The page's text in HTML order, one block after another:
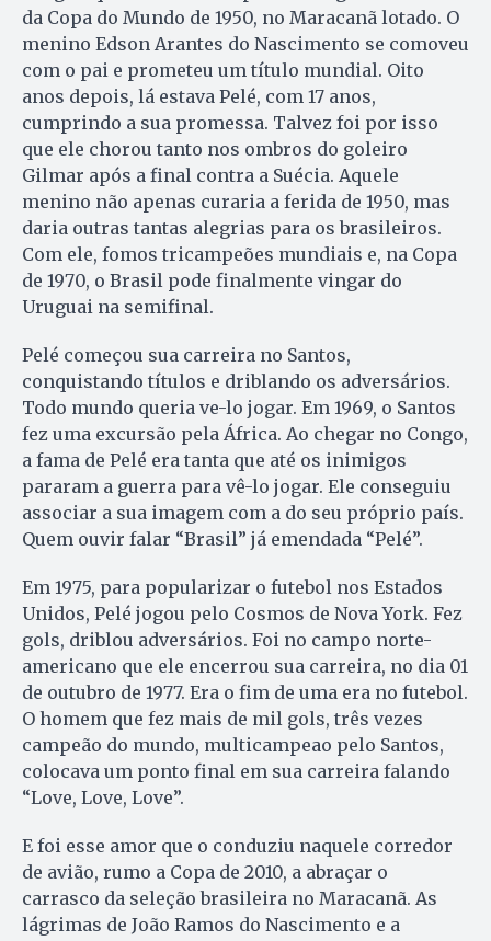
da Copa do Mundo de 1950, no Maracanã lotado. O
menino Edson Arantes do Nascimento se comoveu
com o pai e prometeu um título mundial. Oito
anos depois, lá estava Pelé, com 17 anos,
cumprindo a sua promessa. Talvez foi por isso
que ele chorou tanto nos ombros do goleiro
Gilmar após a final contra a Suécia. Aquele
menino não apenas curaria a ferida de 1950, mas
daria outras tantas alegrias para os brasileiros.
Com ele, fomos tricampeões mundiais e, na Copa
de 1970, o Brasil pode finalmente vingar do
Uruguai na semifinal.
Pelé começou sua carreira no Santos,
conquistando títulos e driblando os adversários.
Todo mundo queria ve-lo jogar. Em 1969, o Santos
fez uma excursão pela África. Ao chegar no Congo,
a fama de Pelé era tanta que até os inimigos
pararam a guerra para vê-lo jogar. Ele conseguiu
associar a sua imagem com a do seu próprio país.
Quem ouvir falar “Brasil” já emendada “Pelé”.
Em 1975, para popularizar o futebol nos Estados
Unidos, Pelé jogou pelo Cosmos de Nova York. Fez
gols, driblou adversários. Foi no campo norte-
americano que ele encerrou sua carreira, no dia 01
de outubro de 1977. Era o fim de uma era no futebol.
O homem que fez mais de mil gols, três vezes
campeão do mundo, multicampeao pelo Santos,
colocava um ponto final em sua carreira falando
“Love, Love, Love”.
E foi esse amor que o conduziu naquele corredor
de avião, rumo a Copa de 2010, a abraçar o
carrasco da seleção brasileira no Maracanã. As
lágrimas de João Ramos do Nascimento e a